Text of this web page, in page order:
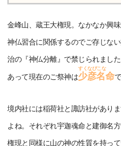
金峰山、蔵王大権現。なかなか興
神仏習合に関係するのでご存じな
治の『神仏分離』で禁じられまし
あって現在のご祭神は少彦名
すくなびこな
命
境内社には稲荷社と諏訪社があり
よね。それぞれ宇迦魂命と建御名
権現と同様に山の神の性質を持って